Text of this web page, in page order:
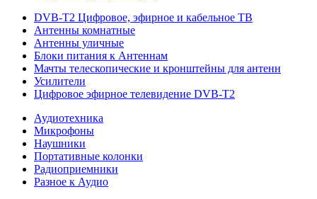
DVB-T2 Цифровое, эфирное и кабельное ТВ
Антенны комнатные
Антенны уличные
Блоки питания к Антеннам
Мачты телескопические и кронштейны для антенн
Усилители
Цифровое эфирное телевидение DVB-Т2
Аудиотехника
Микрофоны
Наушники
Портативные колонки
Радиоприемники
Разное к Аудио